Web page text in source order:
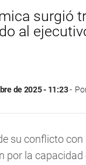
surgió
al
de 2025 - 11:23
su conflicto con
por la